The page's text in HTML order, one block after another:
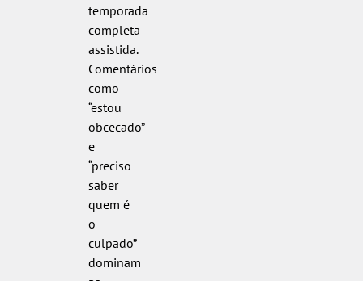
temporada
completa
assistida.
Comentários
como
“estou
obcecado”
e
“preciso
saber
quem é
o
culpado”
dominam